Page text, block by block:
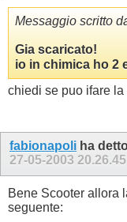
Messaggio scritto
Gia scaricato!
io in chimica ho 2
chiedi se puo ifare
fabionapoli ha
27-05-2003 20.26.45
Bene Scooter allora
seguente: